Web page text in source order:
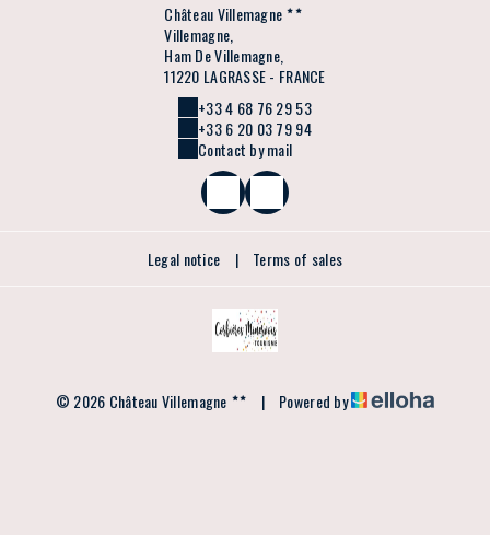
Château Villemagne
Villemagne,
Ham De Villemagne,
11220 LAGRASSE - FRANCE
+33 4 68 76 29 53
+33 6 20 03 79 94
Contact by mail
Legal notice | Terms of sales
© 2026 Château Villemagne | Powered by